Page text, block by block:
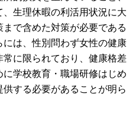
生理休暇の利活用状況に大
で含めた対策が必要である
は、性別問わず女性の健康
に限られており、健康格差
学校教育・職場研修はじめ
する必要があることが明ら